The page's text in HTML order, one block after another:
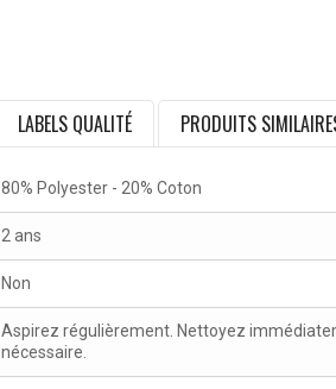
LABELS QUALITÉ PRODUITS
80% Polyester - 20% Coton
2 ans
Non
Aspirez régulièrement. Nettoyez
nécessaire.